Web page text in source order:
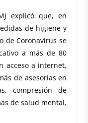
explicó que, en
de higiene y
de Coronavirus se
a más de 80
acceso a internet,
de asesorías en
compresión de
de salud mental,